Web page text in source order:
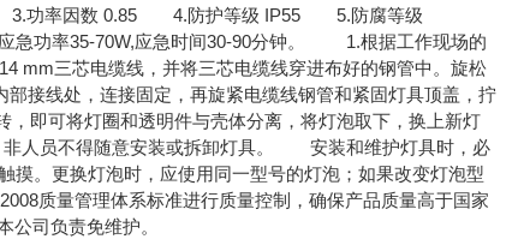
3.功率因数 0.85 4.防护等级 IP55 5.防腐等级
功率35-70W,应急时间30-90分钟。 1.根据工作现场的
mm三芯电缆线，并将三芯电缆线穿进布好的钢管中。旋松
接线处，连接固定，再旋紧电缆线钢管和紧固灯具顶盖，拧
即可将灯圈和透明件与壳体分离，将灯泡取下，换上新灯
人员不得随意安装或拆卸灯具。 安装和维护灯具时，必
摸。更换灯泡时，应使用同一型号的灯泡；如果改变灯泡型
量管理体系标准进行质量控制，确保产品质量高于国家
司负责免维护。